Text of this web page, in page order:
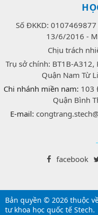
Số ĐKKD:
13/6/2016 -
Chịu trách
Trụ sở chính: BT1B-
Quận Nam Từ
Chi nhánh miền nam: 103
Quận Bình
E-mail:
facebook
Bản quyền © 2026 thuộc
tư khoa học quốc tế Stech.